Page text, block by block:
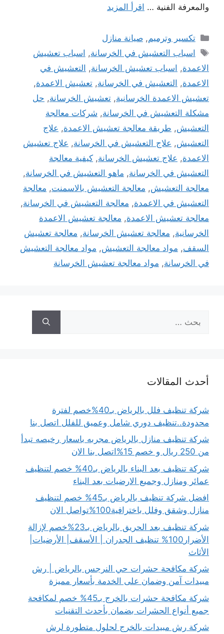
والمعرفة الفنية … اقرأ المزيد
التصنيفات
تكسير وترميم,صيانة منازل
الوسوم
اسباب التعشيش في الخرسانة, اسباب تعشيش
الاعمدة, اسباب تعشيش الخرسانة, التعشيش في
الاعمدة, التعشيش في الخرسانة, تعشيش الاعمدة,
تعشيش الاعمدة الخرسانية, تعشيش الخرسانة, حل
مشكلة التعشيش في الخرسانة, شركات معالجة
التعشيش, طريقة معالجة تعشيش الاعمدة, علاج
التعشيش, علاج التعشيش في الخرسانة, علاج تعشيش
الاعمدة, علاج تعشيش الخرسانة, كيفية معالجة
التعشيش في الخرسانة, ماهو التعشيش في الخرسانة,
معالجة التعشيش, معالجة التعشيش بالاسمنت, معالجة
التعشيش في الاعمدة, معالجة التعشيش في الخرسانة,
معالجة تعشيش الاعمدة, معالجة تعشيش الاعمدة
الخرسانية, معالجة تعشيش الخرسانة, معالجة تعشيش
السقف, مواد معالجة التعشيش, مواد معالجة التعشيش
في الخرسانة, مواد معالجة تعشيش الخرسانة
عن:
أحدث المقالات
شركة تنظيف فلل بالرياض بـ40%خصم لفترة
محدودة..تنظيف دوري شامل وعميق للفلل اتصل بنا
شركة تنظيف منازل بالرياض مجربه باسعار رخيصه تبدأ
من 250 ريال و خصم 15%اتصل بنا الان
شركة تنظيف بعد البناء بالرياض بـ40% خصم لتنظيف
عمائر ومنازل وجميع الارضيات بعد البناء
افضل شركة تنظيف بالرياض بـ45% خصم لتنظيف
منازل وشقق وفلل باخترافية100%تواصل الان
شركة تنظيف بعد الحريق بالرياض بـ23%خصم لإزالة
الأضرار100% تنظيف الجدران | الأسقف| الأرضيات|
الأثاث
شركة مكافحة حشرات حي النرجس بالرياض | رش
مبيدات آمن وضمان على الخدمة بأسعار مميزة
شركة مكافحة حشرات بالخرج بـ45% خصم لمكافحة
جميع أنواع الحشرات بضمان بأحدث التقنيات
شركة رش مبيدات بالخرج لحلول متطورة لرش